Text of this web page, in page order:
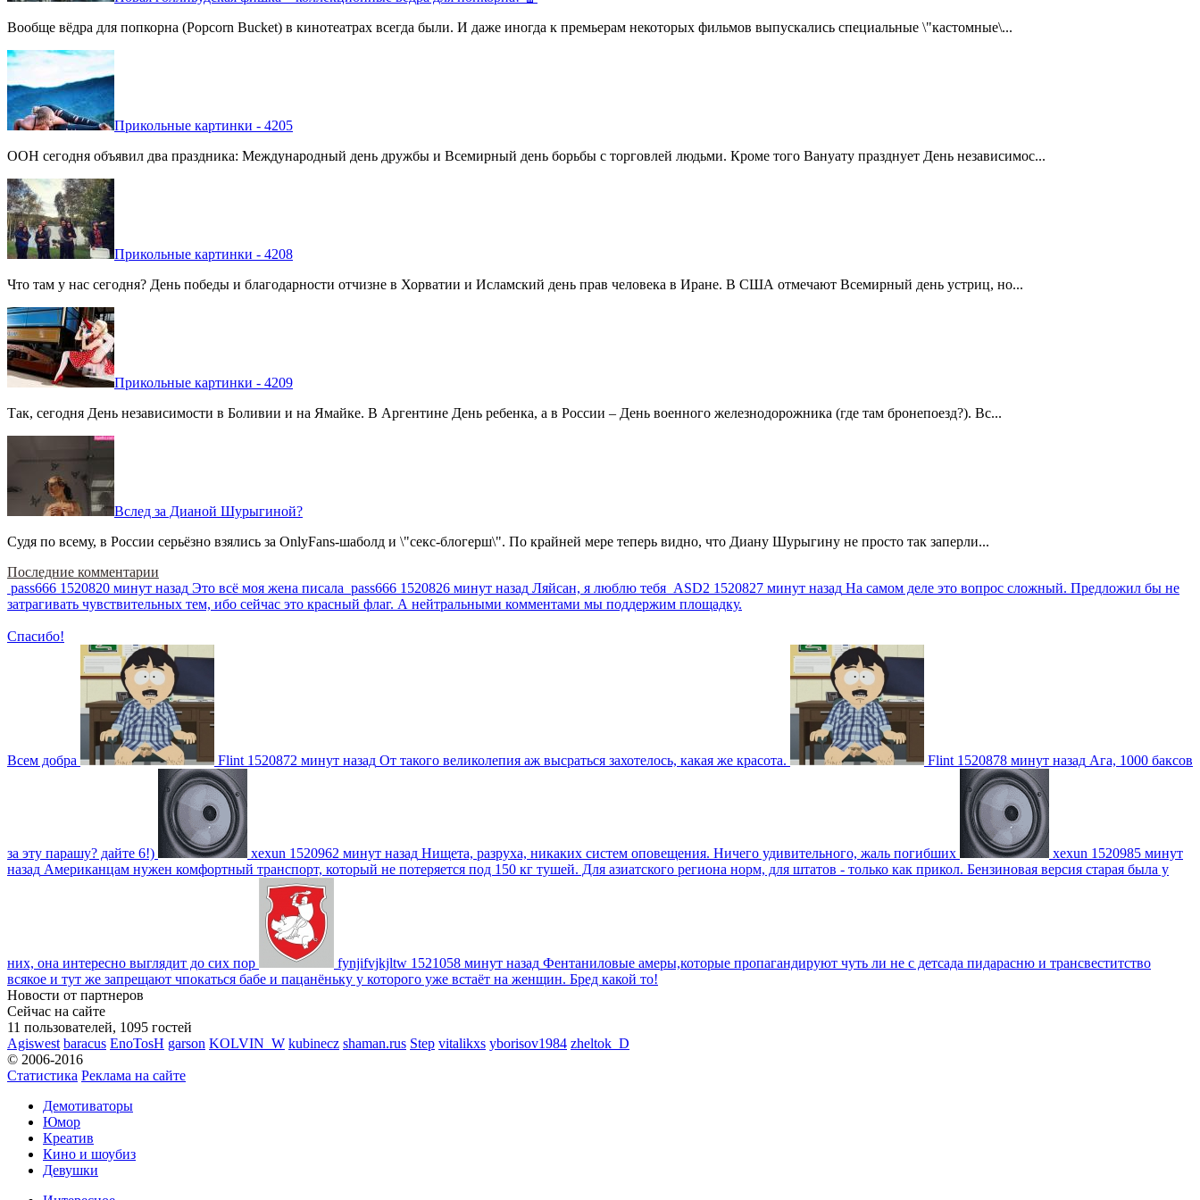
Вообще вёдра для попкорна (Popcorn Bucket) в кинотеатрах всегда были. И даже иногда к премьерам некоторых фильмов выпускались специальные \"кастомные\...
Прикольные картинки - 4205
ООН сегодня объявил два праздника: Международный день дружбы и Всемирный день борьбы с торговлей людьми. Кроме того Вануату празднует День независимос...
Прикольные картинки - 4208
Что там у нас сегодня? День победы и благодарности отчизне в Хорватии и Исламский день прав человека в Иране. В США отмечают Всемирный день устриц, но...
Прикольные картинки - 4209
Так, сегодня День независимости в Боливии и на Ямайке. В Аргентине День ребенка, а в России – День военного железнодорожника (где там бронепоезд?). Вс...
Вслед за Дианой Шурыгиной?
Судя по всему, в России серьёзно взялись за OnlyFans-шаболд и \"секс-блогерш\". По крайней мере теперь видно, что Диану Шурыгину не просто так заперли...
Последние комментарии
pass666 1520820 минут назад Это всё моя жена писала pass666 1520826 минут назад Ляйсан, я люблю тебя ASD2 1520827 минут назад На самом деле это вопрос сложный. Предложил бы не
затрагивать чувствительных тем, ибо сейчас это красный флаг. А нейтральными комментами мы поддержим площадку.
Спасибо!
Всем добра Flint 1520872 минут назад От такого великолепия аж высраться захотелось, какая же красота. Flint 1520878 минут назад Ага, 1000 баксов
за эту парашу? дайте 6!) xexun 1520962 минут назад Нищета, разруха, никаких систем оповещения. Ничего удивительного, жаль погибших xexun 1520985 минут
назад Американцам нужен комфортный транспорт, который не потеряется под 150 кг тушей. Для азиатского региона норм, для штатов - только как прикол. Бензиновая версия старая была у
них, она интересно выглядит до сих пор fynjifvjkjltw 1521058 минут назад Фентаниловые амеры,которые пропагандируют чуть ли не с детсада пидарасню и трансвеститство
всякое и тут же запрещают чпокаться бабе и пацанёньку у которого уже встаёт на женщин. Бред какой то!
Новости от партнеров
Сейчас на сайте
11 пользователей, 1095 гостей
Agiswest baracus EnoTosH garson KOLVIN_W kubinecz shaman.rus Step vitalikxs yborisov1984 zheltok_D
© 2006-2016
Статистика Реклама на сайте
Демотиваторы
Юмор
Креатив
Кино и шоубиз
Девушки